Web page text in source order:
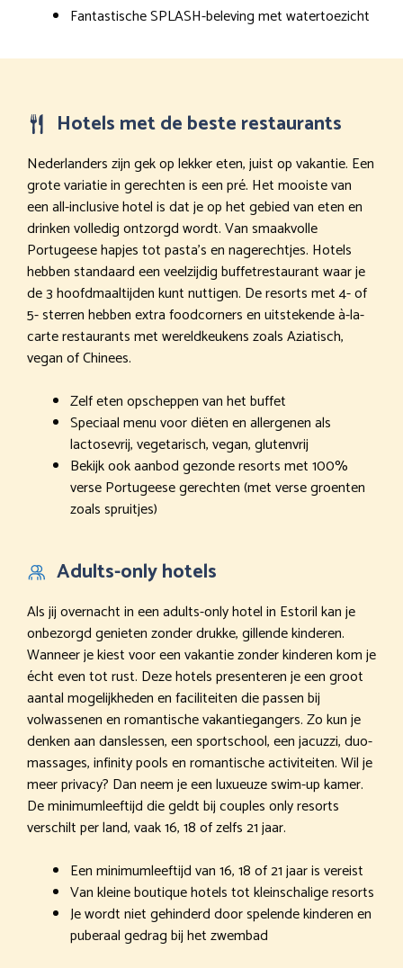
Fantastische SPLASH-beleving met watertoezicht
Hotels met de beste restaurants
Nederlanders zijn gek op lekker eten, juist op vakantie. Een
grote variatie in gerechten is een pré. Het mooiste van
een all-inclusive hotel is dat je op het gebied van eten en
drinken volledig ontzorgd wordt. Van smaakvolle
Portugeese hapjes tot pasta’s en nagerechtjes. Hotels
hebben standaard een veelzijdig buffetrestaurant waar je
de 3 hoofdmaaltijden kunt nuttigen. De resorts met 4- of
5- sterren hebben extra foodcorners en uitstekende à-la-
carte restaurants met wereldkeukens zoals Aziatisch,
vegan of Chinees.
Zelf eten opscheppen van het buffet
Speciaal menu voor diëten en allergenen als
lactosevrij, vegetarisch, vegan, glutenvrij
Bekijk ook aanbod gezonde resorts met 100%
verse Portugeese gerechten (met verse groenten
zoals spruitjes)
Adults-only hotels
Als jij overnacht in een adults-only hotel in Estoril kan je
onbezorgd genieten zonder drukke, gillende kinderen.
Wanneer je kiest voor een vakantie zonder kinderen kom je
écht even tot rust. Deze hotels presenteren je een groot
aantal mogelijkheden en faciliteiten die passen bij
volwassenen en romantische vakantiegangers. Zo kun je
denken aan danslessen, een sportschool, een jacuzzi, duo-
massages, infinity pools en romantische activiteiten. Wil je
meer privacy? Dan neem je een luxueuze swim-up kamer.
De minimumleeftijd die geldt bij couples only resorts
verschilt per land, vaak 16, 18 of zelfs 21 jaar.
Een minimumleeftijd van 16, 18 of 21 jaar is vereist
Van kleine boutique hotels tot kleinschalige resorts
Je wordt niet gehinderd door spelende kinderen en
puberaal gedrag bij het zwembad